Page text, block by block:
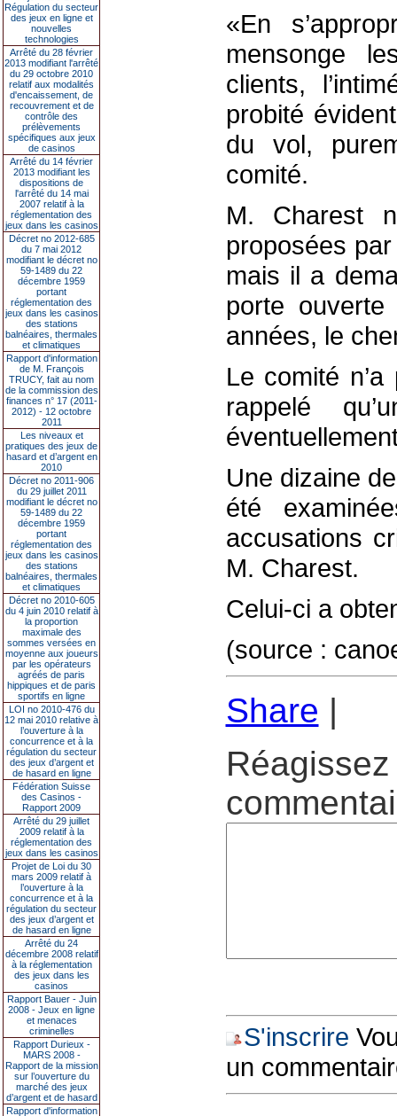
Régulation du secteur
des jeux en ligne et
nouvelles
technologies
Arrêté du 28 février
2013 modifiant l'arrêté
du 29 octobre 2010
relatif aux modalités
d'encaissement, de
recouvrement et de
contrôle des
prélèvements
spécifiques aux jeux
de casinos
Arrêté du 14 février
2013 modifiant les
dispositions de
l'arrêté du 14 mai
2007 relatif à la
réglementation des
jeux dans les casinos
Décret no 2012-685
du 7 mai 2012
modifiant le décret no
59-1489 du 22
décembre 1959
portant
réglementation des
jeux dans les casinos
des stations
balnéaires, thermales
et climatiques
Rapport d'information
de M. François
TRUCY, fait au nom
de la commission des
finances n° 17 (2011-
2012) - 12 octobre
2011
Les niveaux et
pratiques des jeux de
hasard et d’argent en
2010
Décret no 2011-906
du 29 juillet 2011
modifiant le décret no
59-1489 du 22
décembre 1959
portant
réglementation des
jeux dans les casinos
des stations
balnéaires, thermales
et climatiques
Décret no 2010-605
du 4 juin 2010 relatif à
la proportion
maximale des
sommes versées en
moyenne aux joueurs
par les opérateurs
agréés de paris
hippiques et de paris
sportifs en ligne
LOI no 2010-476 du
12 mai 2010 relative à
l’ouverture à la
concurrence et à la
régulation du secteur
des jeux d’argent et
de hasard en ligne
Fédération Suisse
des Casinos -
Rapport 2009
Arrêté du 29 juillet
2009 relatif à la
réglementation des
jeux dans les casinos
Projet de Loi du 30
mars 2009 relatif à
l’ouverture à la
concurrence et à la
régulation du secteur
des jeux d’argent et
de hasard en ligne
Arrêté du 24
décembre 2008 relatif
à la réglementation
des jeux dans les
casinos
Rapport Bauer - Juin
2008 - Jeux en ligne
et menaces
criminelles
Rapport Durieux -
MARS 2008 -
Rapport de la mission
sur l’ouverture du
marché des jeux
d’argent et de hasard
Rapport d'information
«En
mensonge
clients,
probité
du vol,
comité.
M. Charest
proposées
mais il a
porte ouverte
années, le
Le comité
rappelé
Une dizaine
été
accusations
M. Charest.
Celui-ci a
(source :
Share |
S'inscrire
un